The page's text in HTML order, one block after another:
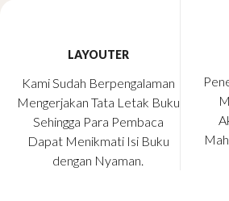
LAYOUTER
Kami Sudah Berpengalaman
Mengerjakan Tata Letak Buku
Sehingga Para Pembaca
Dapat Menikmati Isi Buku
dengan Nyaman.​